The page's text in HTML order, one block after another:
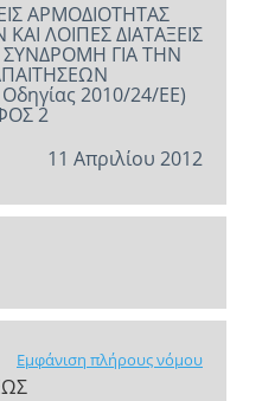
ΑΡΜΟΔΙΟΤΗΤΑΣ
ΛΟΙΠΕΣ ΔΙΑΤΑΞΕΙΣ
ΣΥΝΔΡΟΜΗ ΓΙΑ ΤΗΝ
2010/24/ΕΕ)
2
11 Απριλίου 2012
Εμφάνιση πλήρους νόμου